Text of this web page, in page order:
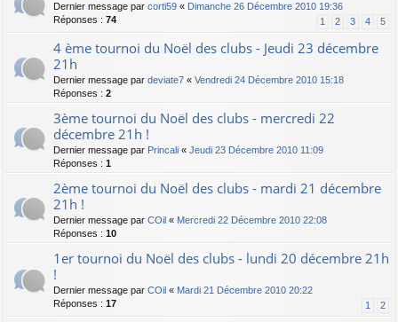
Dernier message par corti59 « Dimanche 26 Décembre 2010 19:36
Réponses : 74 1 2 3 4 5
4 ème tournoi du Noël des clubs - Jeudi 23 décembre
21h
Dernier message par deviate7 « Vendredi 24 Décembre 2010 15:18
Réponses : 2
3ème tournoi du Noël des clubs - mercredi 22
décembre 21h !
Dernier message par Princali « Jeudi 23 Décembre 2010 11:09
Réponses : 1
2ème tournoi du Noël des clubs - mardi 21 décembre
21h !
Dernier message par COil « Mercredi 22 Décembre 2010 22:08
Réponses : 10
1er tournoi du Noël des clubs - lundi 20 décembre 21h
!
Dernier message par COil « Mardi 21 Décembre 2010 20:22
Réponses : 17 1 2